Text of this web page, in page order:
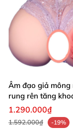
Âm đạo giả mông
rung rên tăng
thủ dâm dễ dàng
1.290.000₫
1.592.000₫
-19%